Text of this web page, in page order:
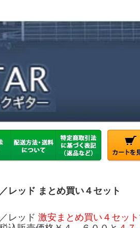
レッド まとめ買い４セット
レッド 激安まとめ買い４セット